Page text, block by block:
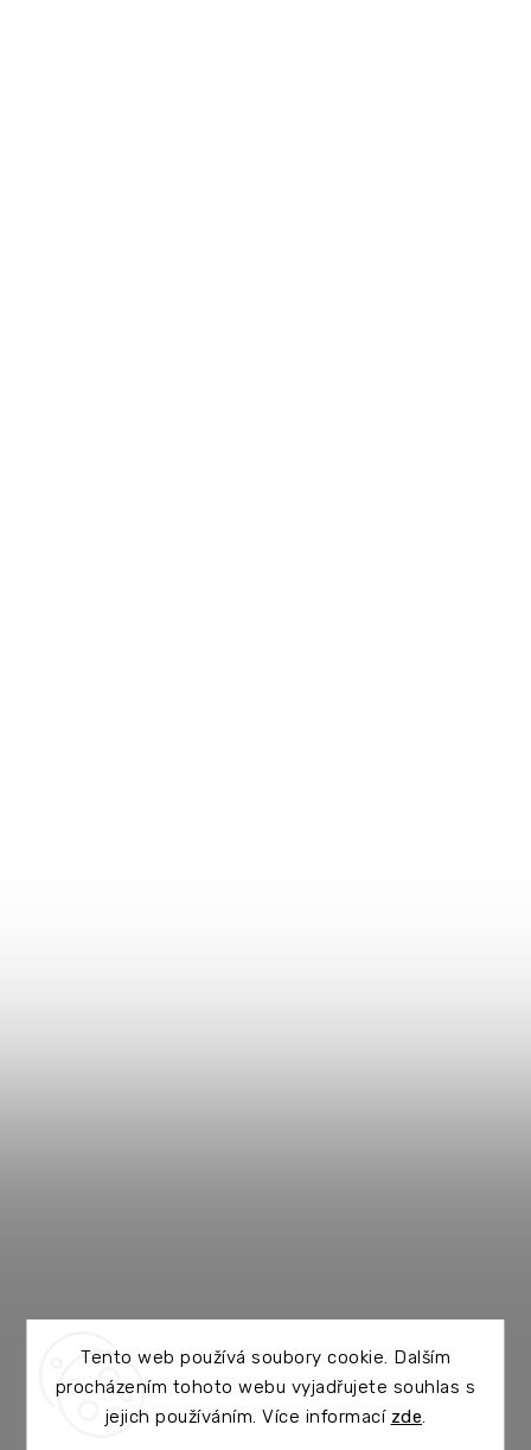
Tento web používá soubory cookie. Dalším
procházením tohoto webu vyjadřujete souhlas s
jejich používáním. Více informací zde.